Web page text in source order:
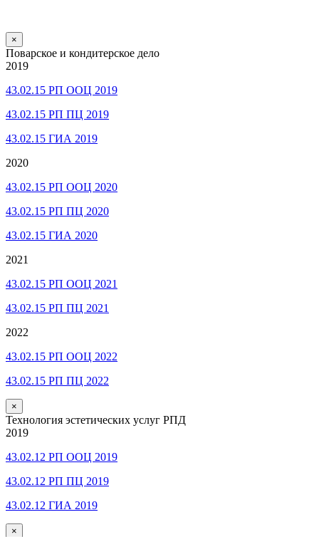
×
Поварское и кондитерское дело
2019
43.02.15 РП ООЦ 2019
43.02.15 РП ПЦ 2019
43.02.15 ГИА 2019
2020
43.02.15 РП ООЦ 2020
43.02.15 РП ПЦ 2020
43.02.15 ГИА 2020
2021
43.02.15 РП ООЦ 2021
43.02.15 РП ПЦ 2021
2022
43.02.15 РП ООЦ 2022
43.02.15 РП ПЦ 2022
×
Технология эстетических услуг РПД
2019
43.02.12 РП ООЦ 2019
43.02.12 РП ПЦ 2019
43.02.12 ГИА 2019
×